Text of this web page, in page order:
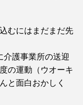
むにはまだまだ先
介護事業所の送迎
の運動（ウオーキ
と面白おかしく